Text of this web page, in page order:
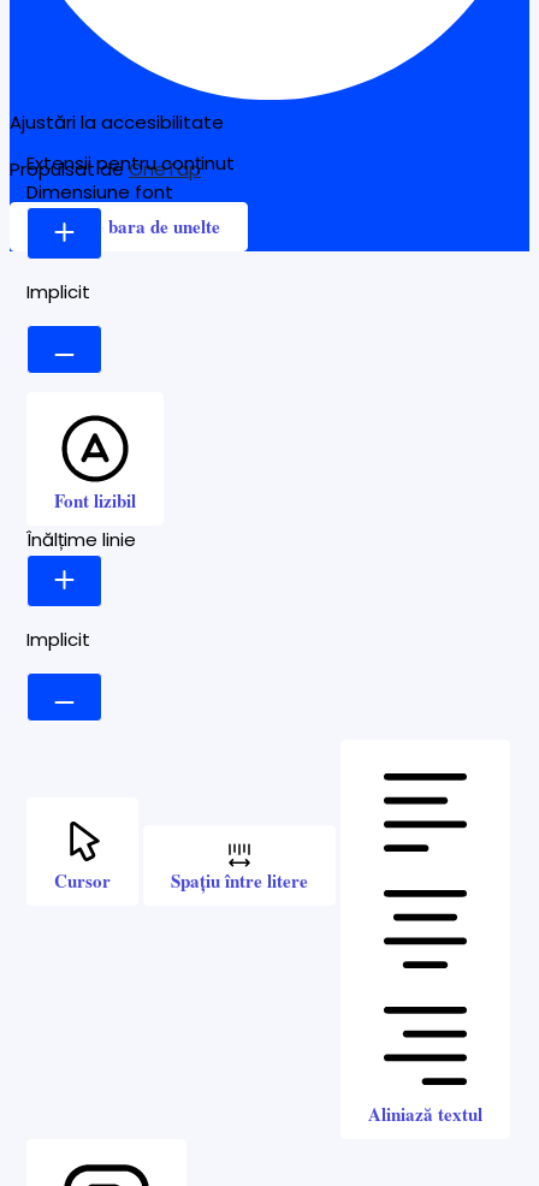
Ajustări la accesibilitate
Propulsat deOneTap
Ascunde bara de unelte
Extensii pentru conținut
Dimensiune font
Implicit
Font lizibil
Înălțime linie
Implicit
Cursor Spațiu între litere
Aliniază textul